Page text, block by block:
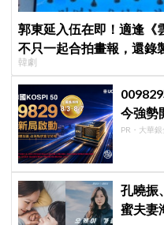
郭東延入伍在即！適逢《
不只一起合拍畫報，還錄
韓劇
今強勢
PR・大華
孔曉振
蜜夫妻